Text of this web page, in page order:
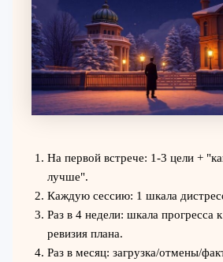
На первой встрече: 1-3 цели +
лучше".
Каждую сессию: 1 шкала
Раз в 4 недели: шкала прогресса
ревизия плана.
Раз в месяц: загрузка/отмены/